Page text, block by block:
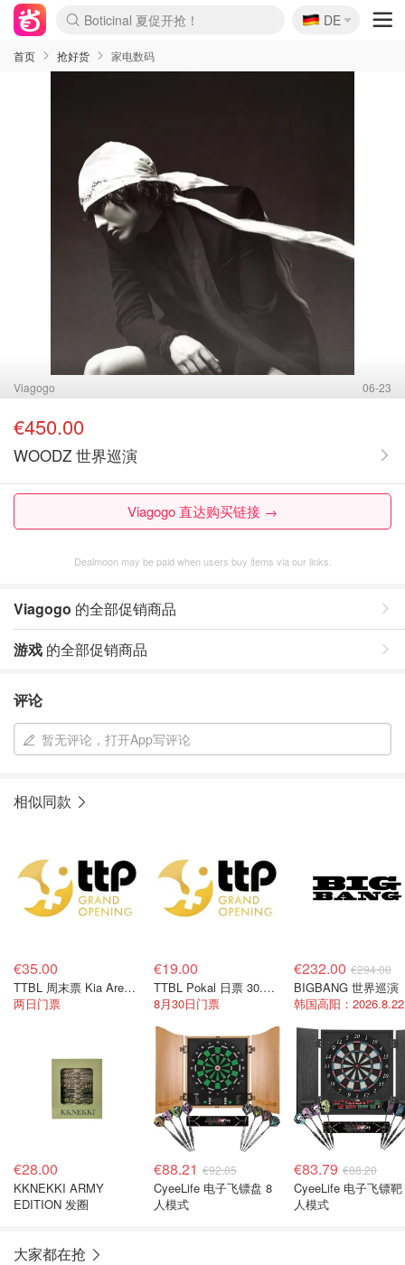
Boticinal 夏促开抢！
4折！lulu周四疯狂上新
还没结束！&OtherStories大促
Joybuy变相75折 随时失效
速领！Stanley独家85折
疑似霸哥！Camper额外叠85折
Zalando 奥莱闪促！每日更新
Moncler反季囤！5折起+叠9折
Coach Brooklyn仅€192
🇩🇪
DE
首页 抢好货 家电数码
Viagogo 06-23
€450.00
WOODZ 世界巡演
Viagogo 直达购买链接 →
Dealmoon may be paid when users buy items via our links.
Viagogo 的全部促销商品
游戏 的全部促销商品
评论
暂无评论，打开App写评论
相似同款
€35.00
TTBL 周末票 Kia Arena 2026年8月29-30日
两日门票
€19.00
TTBL Pokal 日票 30.08.26 Kia Metropol Arena
8月30日门票
€232.00 €294.00
BIGBANG 世界巡演
韩国高阳：2026.8.22
€28.00
KKNEKKI ARMY
EDITION 发圈
€88.21 €92.85
CyeeLife 电子飞镖盘 8
人模式
€83.79 €88.20
CyeeLife 电子飞镖
人模式
大家都在抢